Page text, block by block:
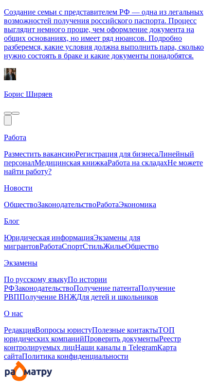
Создание семьи с представителем РФ — одна из легальных
возможностей получения российского паспорта. Процесс
выглядит немного проще, чем оформление документа на
общих основаниях, но имеет ряд нюансов. Подробно
разберемся, какие условия должна выполнить пара, сколько
нужно состоять в браке и какие документы понадобятся.
Борис Ширяев
Работа
Разместить вакансиюРегистрация для бизнесаЛинейный
персоналМедицинская книжкаРабота на складахНе можете
найти работу?
Новости
ОбществоЗаконодательствоРаботаЭкономика
Блог
Юридическая информацияЭкзамены для
мигрантовРаботаСпортСтильЖильеОбщество
Экзамены
По русскому языкуПо истории
РФЗаконодательствоПолучение патентаПолучение
РВППолучение ВНЖДля детей и школьников
О нас
РедакцияВопросы юристуПолезные контактыТОП
юридических компанийПроверить документыРеестр
контролируемых лицНаши каналы в TelegramКарта
сайтаПолитика конфиденциальности